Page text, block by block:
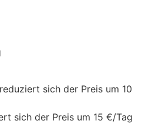
sich der Preis um 10
sich der Preis um 15 €/Tag